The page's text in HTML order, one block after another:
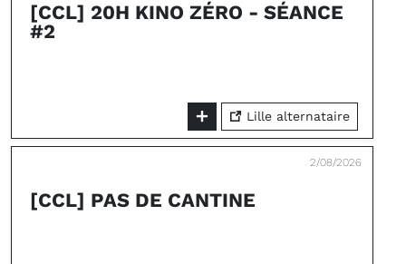
[CCL] 20H KINO ZÉRO - SÉANCE
#2
Lille alternataire
2/08/2026
[CCL] PAS DE CANTINE